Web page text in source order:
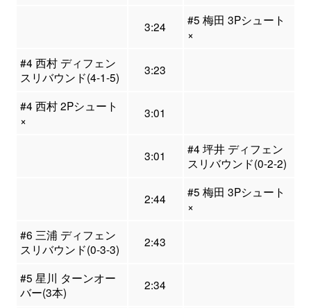
3:24
#5 梅田 3Pシュート
×
#4 西村 ディフェン
スリバウンド(4-1-5)
3:23
#4 西村 2Pシュート
×
3:01
3:01
#4 坪井 ディフェン
スリバウンド(0-2-2)
2:44
#5 梅田 3Pシュート
×
#6 三浦 ディフェン
スリバウンド(0-3-3)
2:43
#5 星川 ターンオー
バー(3本)
2:34